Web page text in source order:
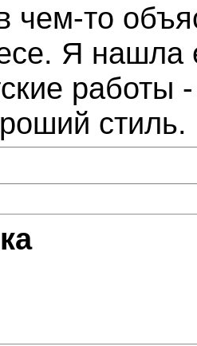
чем-то
Я нашла
работы
стиль.